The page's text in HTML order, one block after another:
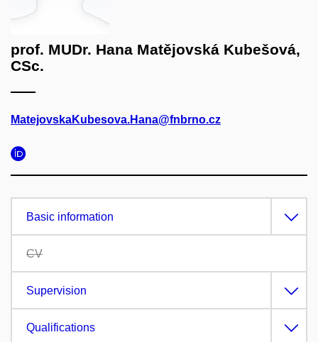
prof. MUDr. Hana Matějovská Kubešová,
CSc.
MatejovskaKubesova.Hana@fnbrno.cz
Basic information
CV
Supervision
Qualifications